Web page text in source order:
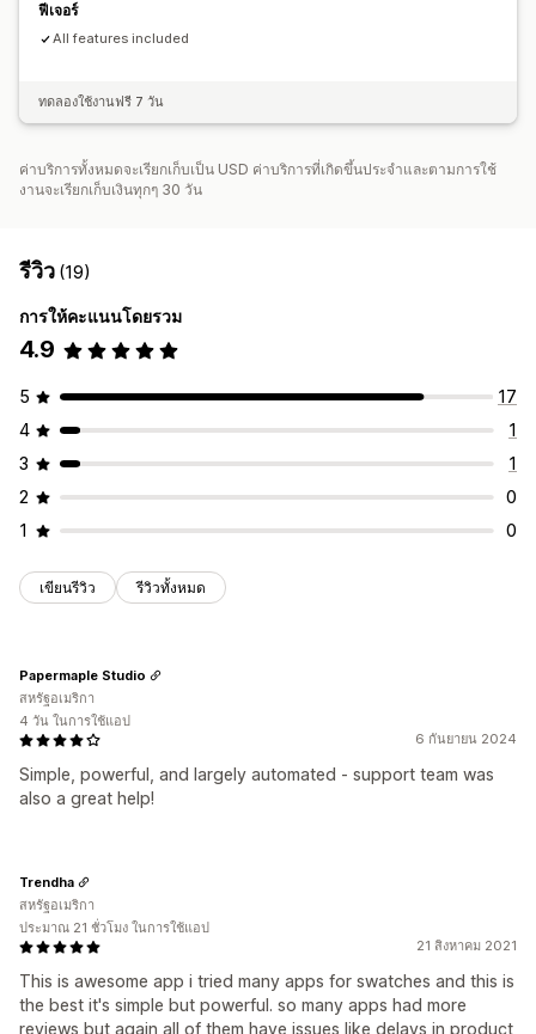
ฟีเจอร์
All features included
ทดลองใช้งานฟรี 7 วัน
ค่าบริการทั้งหมดจะเรียกเก็บเป็น USD ค่าบริการที่เกิดขึ้นประจำและตามการใช้
งานจะเรียกเก็บเงินทุกๆ 30 วัน
รีวิว (19)
การให้คะแนนโดยรวม
4.9
5
17
4
1
3
1
2
0
1
0
เขียนรีวิว รีวิวทั้งหมด
6 กันยายน 2024
Simple, powerful, and largely automated - support team was
also a great help!
Papermaple Studio
สหรัฐอเมริกา
4 วัน ในการใช้แอป
21 สิงหาคม 2021
This is awesome app i tried many apps for swatches and this is
the best it's simple but powerful. so many apps had more
reviews but again all of them have issues like delays in product
Trendha
สหรัฐอเมริกา
ประมาณ 21 ชั่วโมง ในการใช้แอป